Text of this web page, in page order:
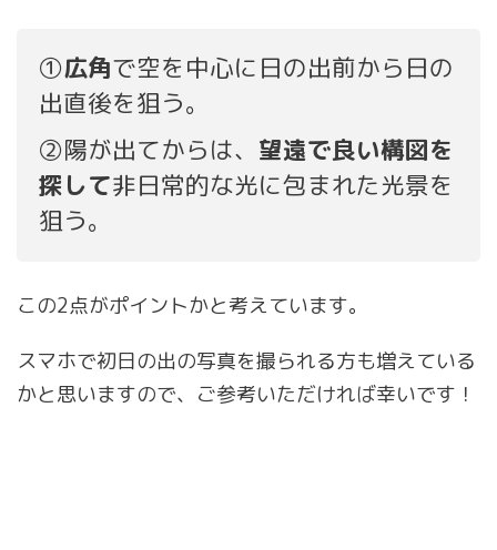
①広角で空を中心に日の出前から日の
出直後を狙う。
②陽が出てからは、 望遠で良い構図を
探して非日常的な光に包まれた光景を
狙う。
この2点がポイントかと考えています。
スマホで初日の出の写真を撮られる方も増えている
かと思いますので、ご参考いただければ幸いです！